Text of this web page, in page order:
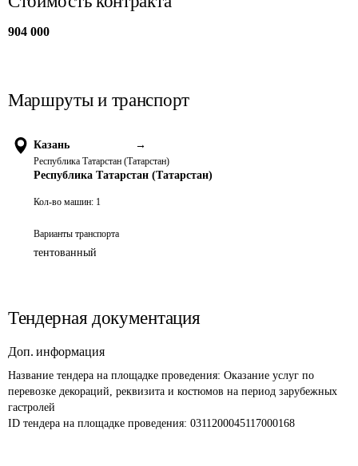
904 000
Маршруты и транспорт
Казань →
Республика Татарстан (Татарстан)
Республика Татарстан (Татарстан)
Кол-во машин: 1
Варианты транспорта
тентованный
Тендерная документация
Доп. информация
Название тендера на площадке проведения: Оказание услуг по
перевозке декораций, реквизита и костюмов на период зарубежных
гастролей
ID тендера на площадке проведения: 0311200045117000168